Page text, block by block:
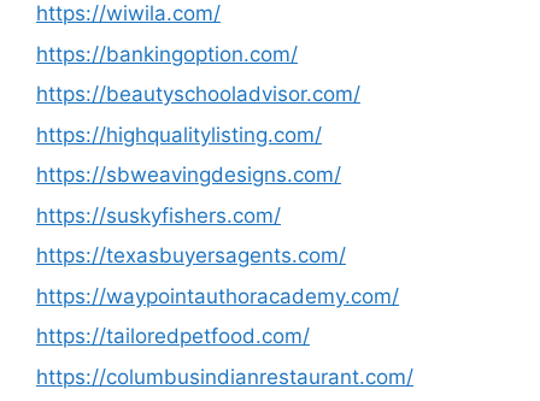
https://wiwila.com/
https://bankingoption.com/
https://beautyschooladvisor.com/
https://highqualitylisting.com/
https://sbweavingdesigns.com/
https://suskyfishers.com/
https://texasbuyersagents.com/
https://waypointauthoracademy.com/
https://tailoredpetfood.com/
https://columbusindianrestaurant.com/